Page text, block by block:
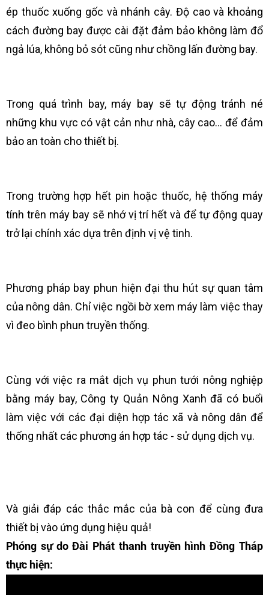
ép thuốc xuống gốc và nhánh cây. Độ cao và khoảng
cách đường bay được cài đặt đảm bảo không làm đổ
ngả lúa, không bỏ sót cũng như chồng lấn đường bay.
Trong quá trình bay, máy bay sẽ tự động tránh né
những khu vực có vật cản như nhà, cây cao... để đảm
bảo an toàn cho thiết bị.
Trong trường hợp hết pin hoặc thuốc, hệ thống máy
tính trên máy bay sẽ nhớ vị trí hết và để tự động quay
trở lại chính xác dựa trên định vị vệ tinh.
Phương pháp bay phun hiện đại thu hút sự quan tâm
của nông dân. Chỉ việc ngồi bờ xem máy làm việc thay
vì đeo bình phun truyền thống.
Cùng với việc ra mắt dịch vụ phun tưới nông nghiệp
bằng máy bay, Công ty Quản Nông Xanh đã có buổi
làm việc với các đại diện hợp tác xã và nông dân để
thống nhất các phương án hợp tác - sử dụng dịch vụ.
Và giải đáp các thắc mắc của bà con để cùng đưa
thiết bị vào ứng dụng hiệu quả!
Phóng sự do Đài Phát thanh truyền hình Đồng Tháp
thực hiện: